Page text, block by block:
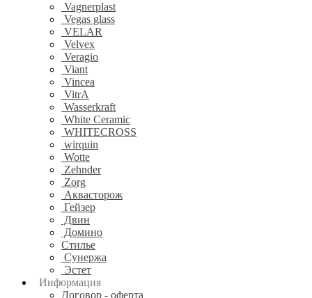
Vagnerplast
Vegas glass
VELAR
Velvex
Veragio
Viant
Vincea
VitrA
Wasserkraft
White Ceramic
WHITECROSS
wirquin
Wotte
Zehnder
Zorg
Аквасторож
Гейзер
Двин
Домино
Стилье
Сунержа
Эстет
Информация
Договор - оферта